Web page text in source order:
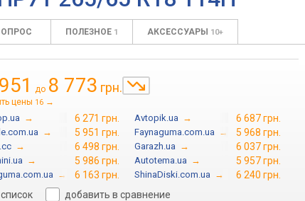
ПОЛЕЗНОЕ 1 АКСЕССУАРЫ 10+
до 8 773 грн.
цены 16 →
→ 6 271 грн. Avtopik.ua → 6 687 грн.
→ 5 951 грн. Faynaguma.com.ua → 5 968 грн.
→ 6 498 грн. Garazh.ua → 6 037 грн.
→ 5 986 грн. Autotema.ua → 5 957 грн.
→ 6 163 грн. ShinaDiski.com.ua →
6 240 грн.
добавить в сравнение